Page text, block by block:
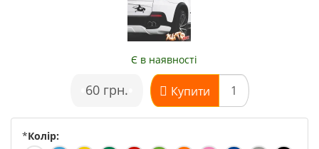
Є в наявності
60 грн. Купити
*Колір: